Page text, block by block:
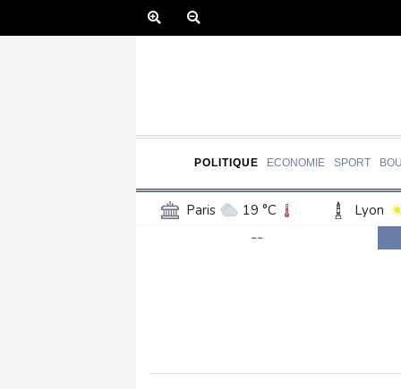
POLITIQUE ECONOMIE SPORT
Paris 19 °C Lyon
Luxembourg
--